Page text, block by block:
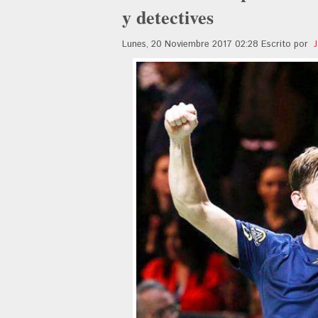
y detectives
Lunes, 20 Noviembre 2017 02:28 Escrito por